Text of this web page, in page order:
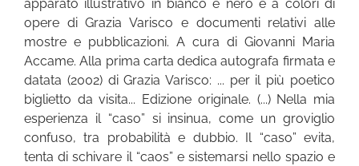
apparato illustrativo in bianco e nero e a colori di
opere di Grazia Varisco e documenti relativi alle
mostre e pubblicazioni. A cura di Giovanni Maria
Accame. Alla prima carta dedica autografa firmata e
datata (2002) di Grazia Varisco: ... per il più poetico
biglietto da visita... Edizione originale. (...) Nella mia
esperienza il “caso” si insinua, come un groviglio
confuso, tra probabilità e dubbio. Il “caso” evita,
tenta di schivare il “caos” e sistemarsi nello spazio e